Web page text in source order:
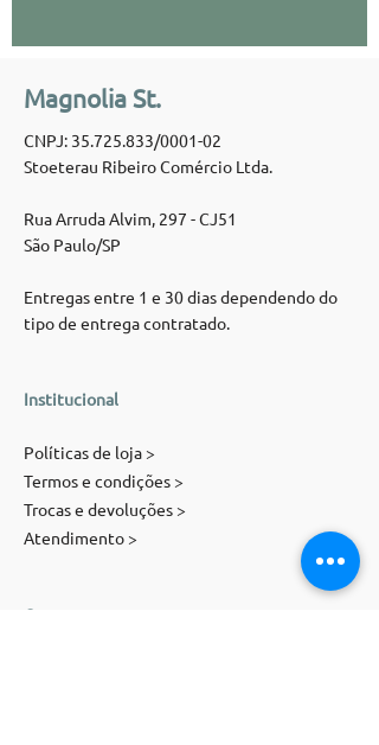
Magnolia St.
CNPJ: 35.725.833/0001-02
Stoeterau Ribeiro Comércio Ltda.
Rua Arruda Alvim, 297 - CJ51
São Paulo/SP
Entregas entre 1 e 30 dias dependendo do
tipo de entrega contratado.
Institucional
Políticas de loja >
Termos e condições >
Trocas e devoluções >
Atendimento >
Contato